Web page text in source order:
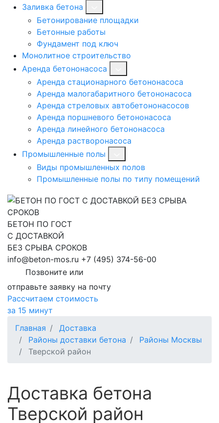
Заливка бетона
Бетонирование площадки
Бетонные работы
Фундамент под ключ
Монолитное строительство
Аренда бетононасоса
Аренда стационарного бетононасоса
Аренда малогабаритного бетононасоса
Аренда стреловых автобетононасосов
Аренда поршневого бетононасоса
Аренда линейного бетононасоса
Аренда растворонасоса
Промышленные полы
Виды промышленных полов
Промышленные полы по типу помещений
БЕТОН ПО ГОСТ
С ДОСТАВКОЙ
БЕЗ СРЫВА СРОКОВ
info@beton-mos.ru +7 (495) 374-56-00
Позвоните или
отправьте заявку на почту
Рассчитаем стоимость
за 15 минут
Главная
Доставка
Районы доставки бетона
Районы Москвы
Тверской район
Доставка бетона
Тверской район